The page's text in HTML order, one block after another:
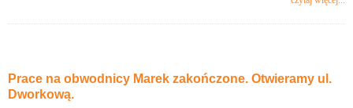
Prace na obwodnicy Marek zakończone. Otwieramy ul.
Dworkową.